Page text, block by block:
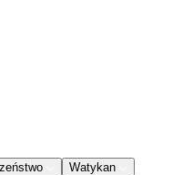
Watykan